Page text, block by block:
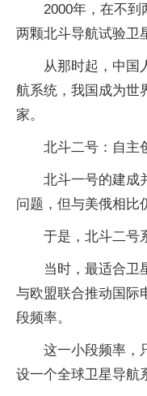
2000年，在不
两颗北斗导航试验卫
从那时起，中国
航系统，我国成为世
家。
北斗二号：自主
北斗一号的建成
问题，但与美俄相比
于是，北斗二号
当时，最适合卫
与欧盟联合推动国际
段频率。
这一小段频率，
设一个全球卫星导航